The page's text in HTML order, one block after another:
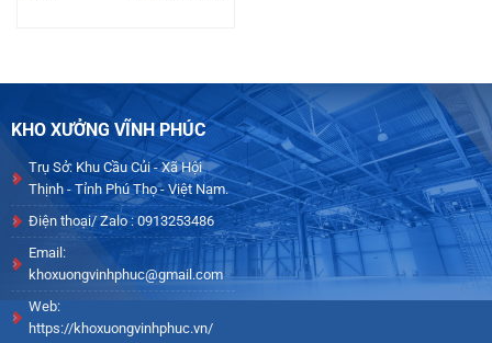
KHO XƯỞNG VĨNH PHÚC
Trụ Sở: Khu Cầu Củi - Xã Hội
Thịnh - Tỉnh Phú Thọ - Việt Nam.
Điện thoại/ Zalo : 0913253486
Email:
khoxuongvinhphuc@gmail.com
Web:
https://khoxuongvinhphuc.vn/